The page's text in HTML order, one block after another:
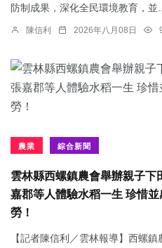
防制成果，深化全民環境教育，並...
陳信利 2026年八月08日
農業 綜合新聞
雲林縣西螺鎮農會舉辦親子下
嘉郡等人體驗水稻一生 珍惜
勞！
【記者陳信利／雲林報導】西螺